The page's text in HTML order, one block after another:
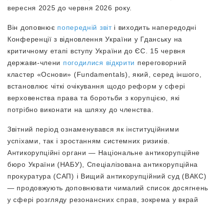
вересня 2025 до червня 2026 року.
Він доповнює попередній звіті виходить напередодні
Конференції з відновлення України у Гданську на
критичному етапі вступу України до ЄС. 15 червня
держави-члени погодилися відкрити переговорний
кластер «Основи» (Fundamentals), який, серед іншого,
встановлює чіткі очікування щодо реформ у сфері
верховенства права та боротьби з корупцією, які
потрібно виконати на шляху до членства.
Звітний період ознаменувався як інституційними
успіхами, так і зростанням системних ризиків.
Антикорупційні органи — Національне антикорупційне
бюро України (НАБУ), Спеціалізована антикорупційна
прокуратура (САП) і Вищий антикорупційний суд (ВАКС)
— продовжують доповнювати чималий список досягнень
у сфері розгляду резонансних справ, зокрема у вкрай